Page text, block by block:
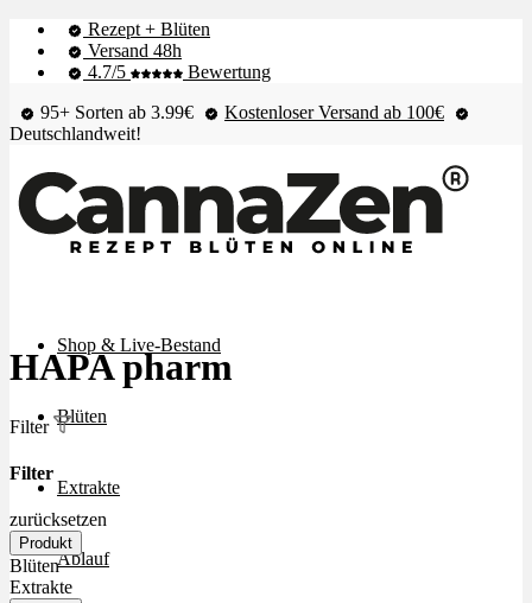
Rezept + Blüten
Versand 48h
4.7/5
Bewertung
95+ Sorten ab 3.99€
Kostenloser Versand ab 100€
Deutschlandweit!
Shop & Live-Bestand
Blüten
Extrakte
Ablauf
HAPA pharm
Filter
Filter
zurücksetzen
Produkt
Blüten
Extrakte